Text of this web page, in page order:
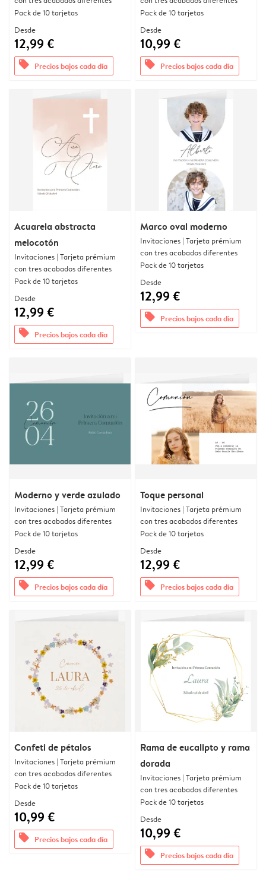
Pack de 10 tarjetas
Desde
12,99 €
offers Precios bajos cada día
Pack de 10 tarjetas
Desde
10,99 €
offers Precios bajos cada día
Acuarela abstracta
melocotón
Invitaciones | Tarjeta prémium
con tres acabados diferentes
Pack de 10 tarjetas
Desde
12,99 €
offers Precios bajos cada día
Marco oval moderno
Invitaciones | Tarjeta prémium
con tres acabados diferentes
Pack de 10 tarjetas
Desde
12,99 €
offers Precios bajos cada día
Moderno y verde azulado
Invitaciones | Tarjeta prémium
con tres acabados diferentes
Pack de 10 tarjetas
Desde
12,99 €
offers Precios bajos cada día
Toque personal
Invitaciones | Tarjeta prémium
con tres acabados diferentes
Pack de 10 tarjetas
Desde
12,99 €
offers Precios bajos cada día
Confeti de pétalos
Invitaciones | Tarjeta prémium
con tres acabados diferentes
Pack de 10 tarjetas
Desde
10,99 €
offers Precios bajos cada día
Rama de eucalipto y rama
dorada
Invitaciones | Tarjeta prémium
con tres acabados diferentes
Pack de 10 tarjetas
Desde
10,99 €
offers Precios bajos cada día